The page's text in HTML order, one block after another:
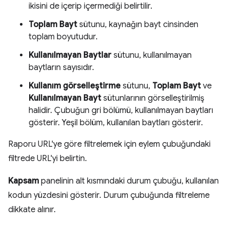
ikisini de içerip içermediği belirtilir.
Toplam Bayt sütunu, kaynağın bayt cinsinden
toplam boyutudur.
Kullanılmayan Baytlar sütunu, kullanılmayan
baytların sayısıdır.
Kullanım görselleştirme sütunu, Toplam Bayt ve
Kullanılmayan Bayt sütunlarının görselleştirilmiş
halidir. Çubuğun gri bölümü, kullanılmayan baytları
gösterir. Yeşil bölüm, kullanılan baytları gösterir.
Raporu URL'ye göre filtrelemek için eylem çubuğundaki
filtrede URL'yi belirtin.
Kapsam panelinin alt kısmındaki durum çubuğu, kullanılan
kodun yüzdesini gösterir. Durum çubuğunda filtreleme
dikkate alınır.